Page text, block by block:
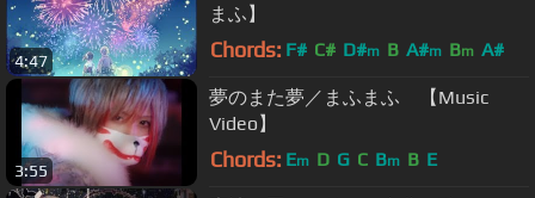
4:47
まふ】
Chords: F# C# D#m B A#m Bm A#
3:55
夢のまた夢／まふまふ 【Music
Video】
Chords: Em D G C Bm B E